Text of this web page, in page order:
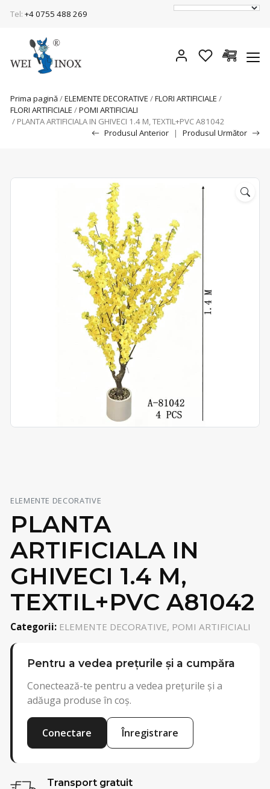
Tel: +4 0755 488 269
Prima pagină/ELEMENTE DECORATIVE /FLORI ARTIFICIALE /
FLORI ARTIFICIALE /POMI ARTIFICIALI
/ PLANTA ARTIFICIALA IN GHIVECI 1.4 M, TEXTIL+PVC A81042
Produsul Anterior
| Produsul Următor
ELEMENTE DECORATIVE
PLANTA
ARTIFICIALA IN
GHIVECI 1.4 M,
TEXTIL+PVC A81042
Categorii: ELEMENTE DECORATIVE, POMI ARTIFICIALI
Pentru a vedea prețurile și a cumpăra
Conectează-te pentru a vedea prețurile și a
adăuga produse în coș.
Conectare Înregistrare
Transport gratuit